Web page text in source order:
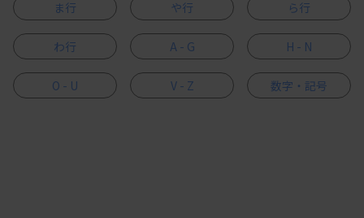
ま行 や行 ら行
わ行 A - G H - N
O - U V - Z 数字・記号